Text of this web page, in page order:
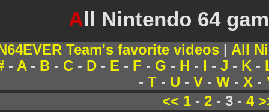
All Nintendo 64
Team's favorite videos
All
- A- B- C- D- E - F - G - H - - J - K-
- T - U - V - W - X -
<< 1- 2- 3 - 4